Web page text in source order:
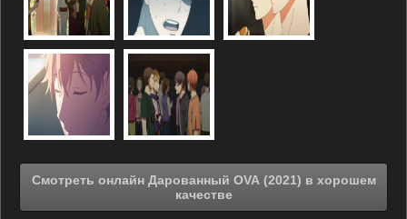
Смотреть онлайн Дарованный OVA (2021) в хорошем
качестве